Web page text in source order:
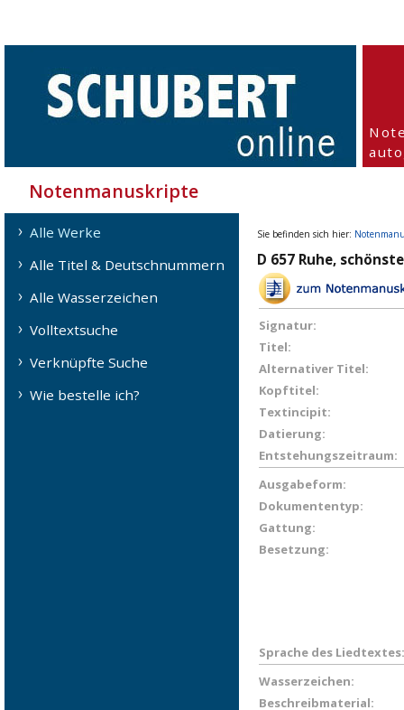
Notenmanuskripte
Alle Werke
Alle Titel & Deutschnummern
Alle Wasserzeichen
Volltextsuche
Verknüpfte Suche
Wie bestelle ich?
Sie befinden sich hier:
D 657 Ruhe,
Signatur:
Titel:
Alternativer Titel:
Kopftitel:
Textincipit:
Datierung:
Entstehungszeitraum:
Ausgabeform:
Dokumententyp:
Gattung:
Besetzung:
Sprache des Liedtextes:
Wasserzeichen:
Beschreibmaterial: